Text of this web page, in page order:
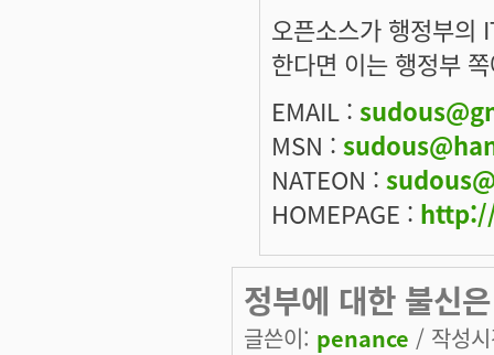
오픈소스가 행정부의
한다면 이는 행정부
EMAIL :
MSN :
NATEON :
HOMEPAGE :
정부에 대한 불신은
글쓴이: penance / 작성